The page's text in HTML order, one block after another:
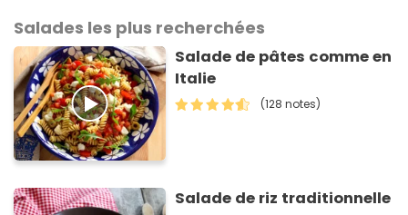
Salades les plus recherchées
Salade de pâtes comme en
Italie
(128 notes)
Salade de riz traditionnelle